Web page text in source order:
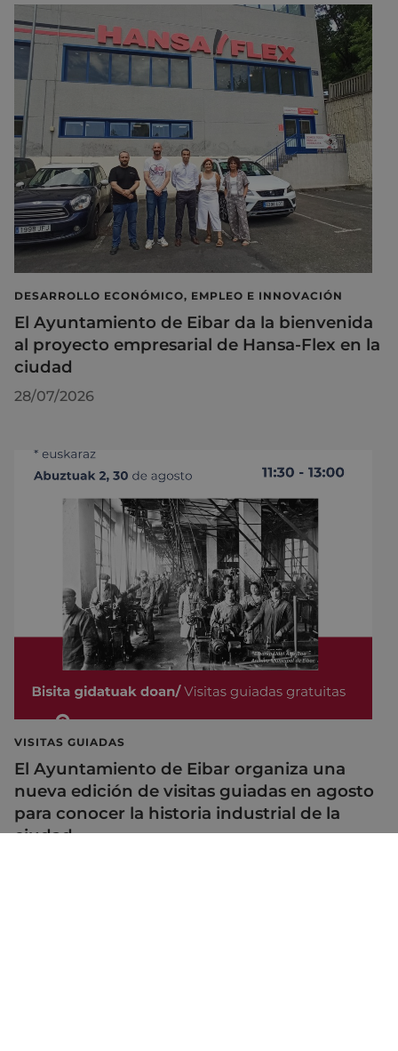
DESARROLLO ECONÓMICO, EMPLEO E INNOVACIÓN
El Ayuntamiento de Eibar da la bienvenida
al proyecto empresarial de Hansa-Flex en la
ciudad
28/07/2026
VISITAS GUIADAS
El Ayuntamiento de Eibar organiza una
nueva edición de visitas guiadas en agosto
para conocer la historia industrial de la
ciudad